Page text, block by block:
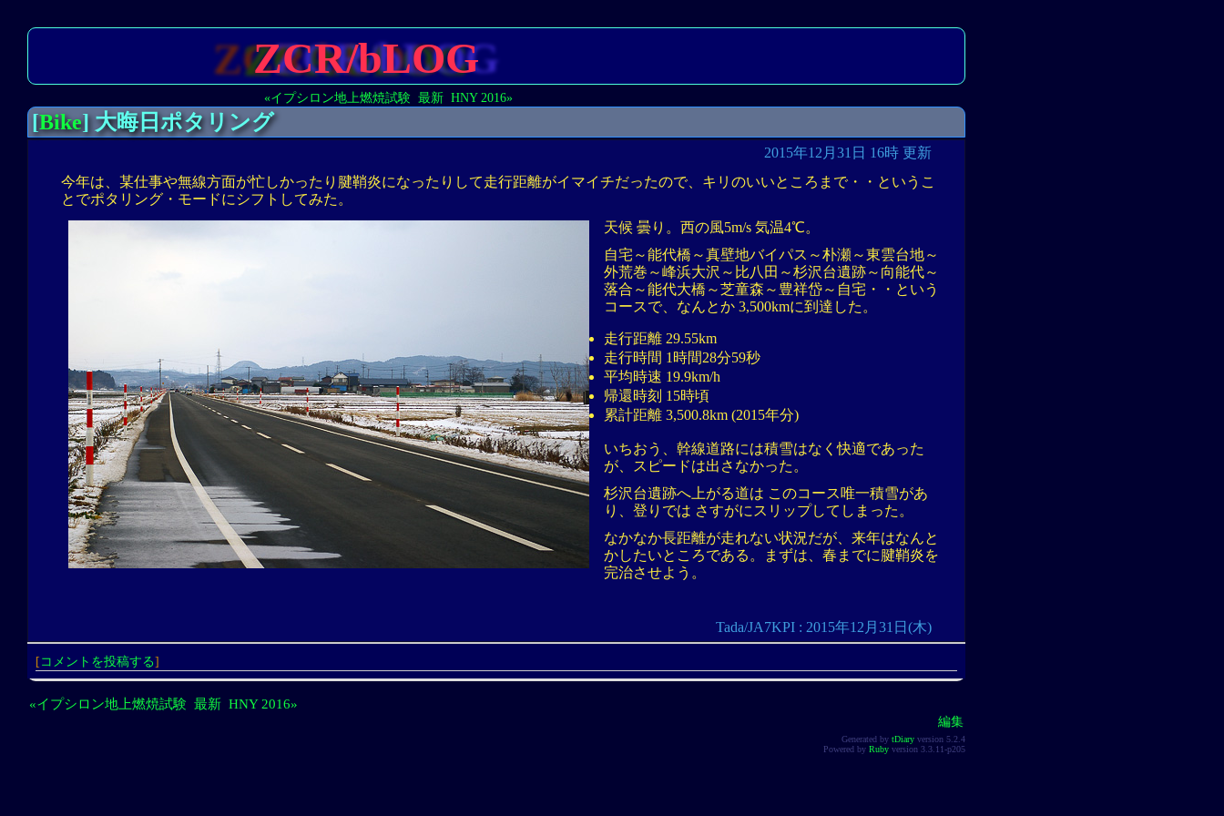
ZCR/bLOG
«イプシロン地上燃焼試験 最新 HNY 2016»
[Bike] 大晦日ポタリング
2015年12月31日 16時 更新
今年は、某仕事や無線方面が忙しかったり腱鞘炎になったりして走行距離がイマイチだったので、キリのいいところまで・・というこ
とでポタリング・モードにシフトしてみた。
天候 曇り。西の風5m/s 気温4℃。
自宅～能代橋～真壁地バイパス～朴瀬～東雲台地～
外荒巻～峰浜大沢～比八田～杉沢台遺跡～向能代～
落合～能代大橋～芝童森～豊祥岱～自宅・・という
コースで、なんとか 3,500kmに到達した。
走行距離 29.55km
走行時間 1時間28分59秒
平均時速 19.9km/h
帰還時刻 15時頃
累計距離 3,500.8km (2015年分)
いちおう、幹線道路には積雪はなく快適であった
が、スピードは出さなかった。
杉沢台遺跡へ上がる道は このコース唯一積雪があ
り、登りでは さすがにスリップしてしまった。
なかなか長距離が走れない状況だが、来年はなんと
かしたいところである。まずは、春までに腱鞘炎を
完治させよう。
Tada/JA7KPI : 2015年12月31日(木)
[コメントを投稿する]
«イプシロン地上燃焼試験 最新 HNY 2016»
編集
Generated by tDiary version 5.2.4
Powered by Ruby version 3.3.11-p205